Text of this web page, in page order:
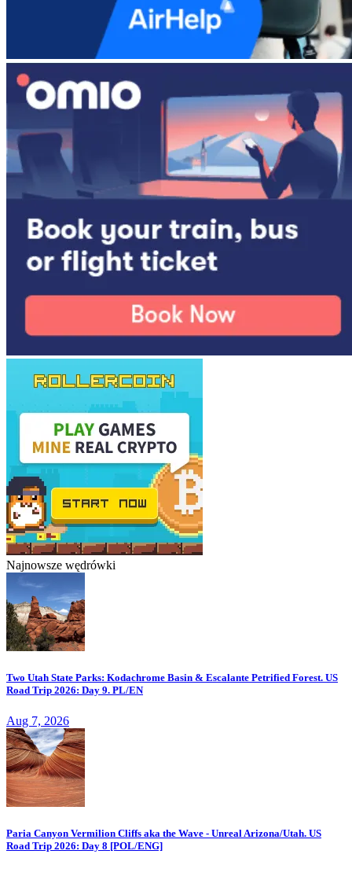
Najnowsze wędrówki
Two Utah State Parks: Kodachrome Basin & Escalante Petrified Forest. US
Road Trip 2026: Day 9. PL/EN
Aug 7, 2026
Paria Canyon Vermilion Cliffs aka the Wave - Unreal Arizona/Utah. US
Road Trip 2026: Day 8 [POL/ENG]